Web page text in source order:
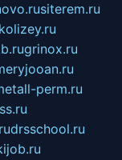
siterem.ru
grinox.ru
perm.ru
drsschool.ru